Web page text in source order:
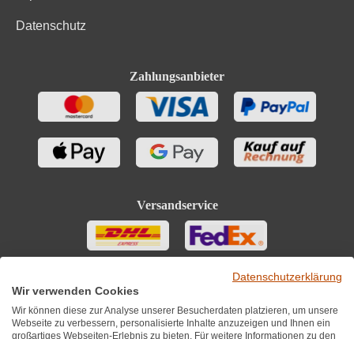
Datenschutz
Zahlungsanbieter
Versandservice
Datenschutzerklärung
Wir verwenden Cookies
Wir können diese zur Analyse unserer Besucherdaten platzieren, um unsere
Webseite zu verbessern, personalisierte Inhalte anzuzeigen und Ihnen ein
großartiges Webseiten-Erlebnis zu bieten. Für weitere Informationen zu den